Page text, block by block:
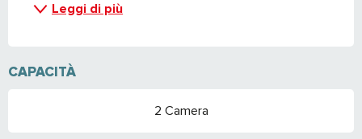
Leggi di più
CAPACITÀ
2 Camera